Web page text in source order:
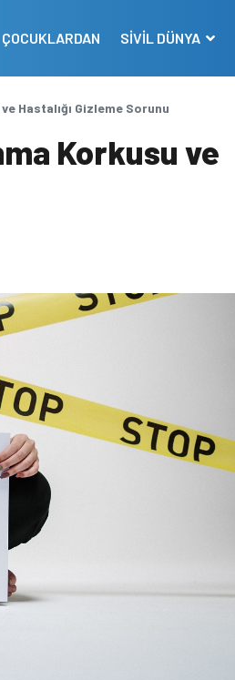
ÇOCUKLARDAN SİVİL DÜNYA
Hastalığı Gizleme Sorunu
Korkusu ve